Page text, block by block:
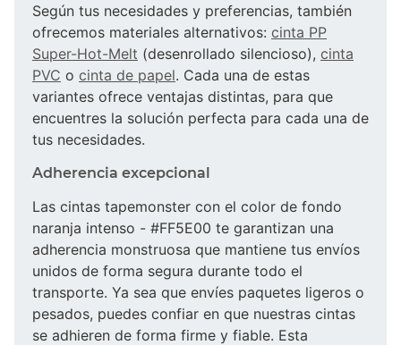
Según tus necesidades y preferencias, también
ofrecemos materiales alternativos: cinta PP
Super-Hot-Melt (desenrollado silencioso), cinta
PVC o cinta de papel. Cada una de estas
variantes ofrece ventajas distintas, para que
encuentres la solución perfecta para cada una de
tus necesidades.
Adherencia excepcional
Las cintas tapemonster con el color de fondo
naranja intenso - #FF5E00 te garantizan una
adherencia monstruosa que mantiene tus envíos
unidos de forma segura durante todo el
transporte. Ya sea que envíes paquetes ligeros o
pesados, puedes confiar en que nuestras cintas
se adhieren de forma firme y fiable. Esta